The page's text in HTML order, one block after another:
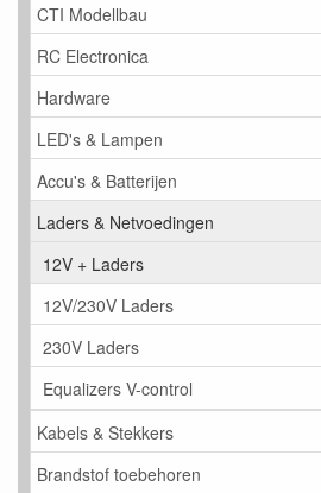
CTI Modellbau
RC Electronica
Hardware
LED's & Lampen
Accu's & Batterijen
Laders & Netvoedingen
12V + Laders
12V/230V Laders
230V Laders
Equalizers V-control
Kabels & Stekkers
Brandstof toebehoren